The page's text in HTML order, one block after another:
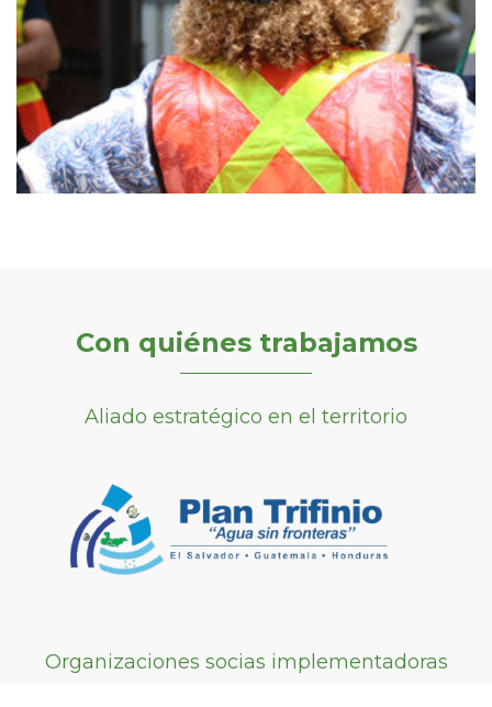
CATIE capacita a juventudes del Corredor
Seco Centroamericano en innovación y
desarrollo de negocios rurales para la
adaptación climática.
Con quiénes trabajamos
Aliado estratégico en el territorio
Organizaciones socias implementadoras